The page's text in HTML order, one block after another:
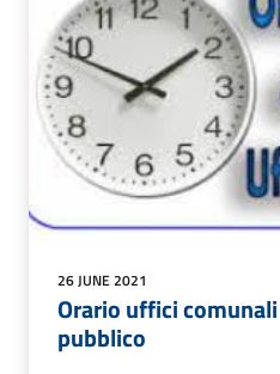
26 JUNE 2021
Orario uffici
pubblico